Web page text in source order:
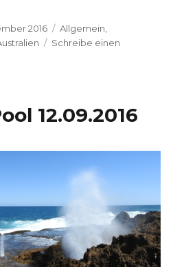
2016 Kategorien
Allgemein
Schreibe einen
12.09.2016